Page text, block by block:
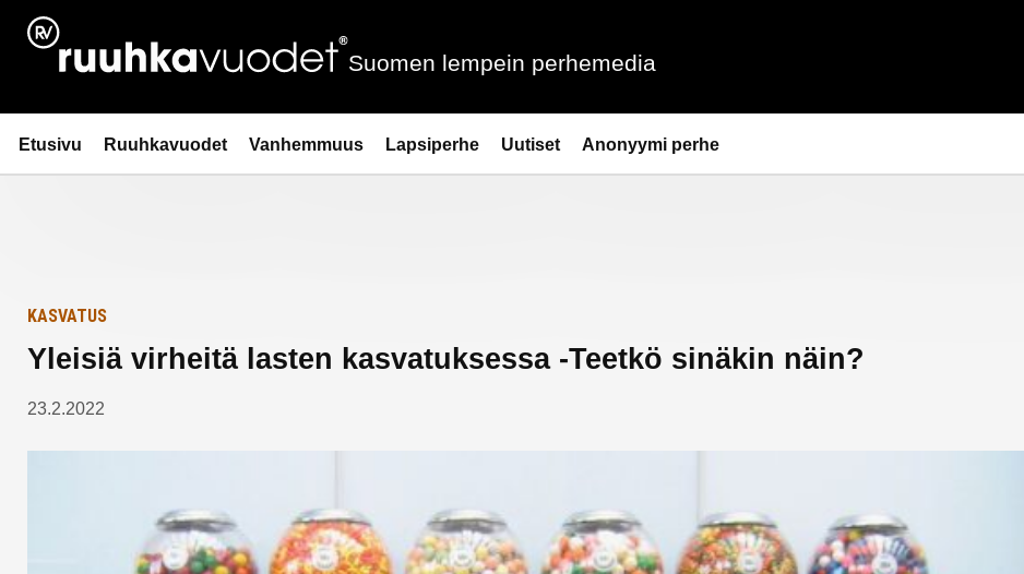
Siirry
sisältöön
Ruuhkavuodet.fi
Suomen lempein perhemedia
Etusivu Ruuhkavuodet Vanhemmuus Lapsiperhe Uutiset Anonyymi perhe
Etusivulle
KASVATUS
Yleisiä virheitä lasten kasvatuksessa -Teetkö sinäkin näin?
23.2.2022